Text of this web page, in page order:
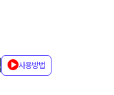
사용방법